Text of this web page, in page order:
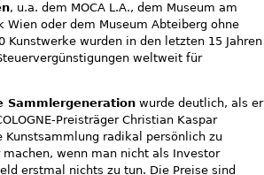
, u.a. dem MOCA L.A., dem Museum am
Wien oder dem Museum Abteiberg ohne
Kunstwerke wurden in den letzten 15 Jahren
weltweit für
Sammlergeneration wurde deutlich, als er
Preisträger Christian Kaspar
radikal persönlich zu
wenn man nicht als Investor
erstmal nichts zu tun. Die Preise sind